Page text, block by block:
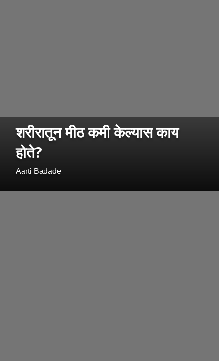
शरीरातून मीठ कमी केल्यास काय
होते?
Aarti Badade